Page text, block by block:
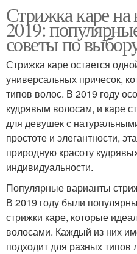
Стрижка каре
2019:
советы по
Стрижка каре остается
универсальных причесок,
типов волос. В 2019 году
кудрявым волосам, и каре
для девушек с
простоте и элегантности,
природную красоту
индивидуальности.
Популярные варианты
В 2019 году были
стрижки каре, которые
волосами. Каждый из них
подходит для разных типов